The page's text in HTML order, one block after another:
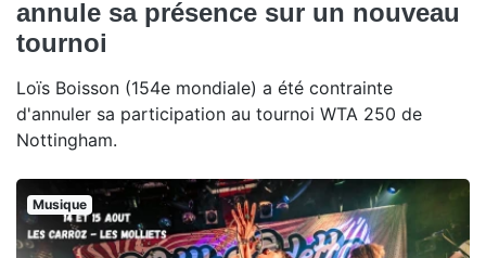
annule sa présence sur un nouveau
tournoi
Loïs Boisson (154e mondiale) a été contrainte
d'annuler sa participation au tournoi WTA 250 de
Nottingham.
Musique